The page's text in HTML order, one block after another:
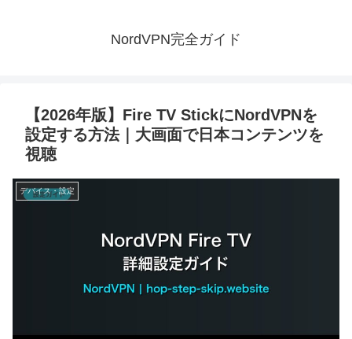
NordVPN完全ガイド
【2026年版】Fire TV StickにNordVPNを
設定する方法｜大画面で日本コンテンツを
視聴
デバイス・設定